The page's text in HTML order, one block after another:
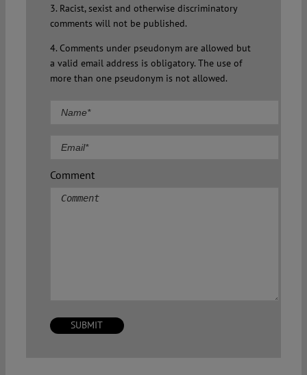
3. Racist, sexist and otherwise discriminatory
comments will not be published.
4. Comments under pseudonym are allowed but
a valid email address is obligatory. The use of
more than one pseudonym is not allowed.
Comment